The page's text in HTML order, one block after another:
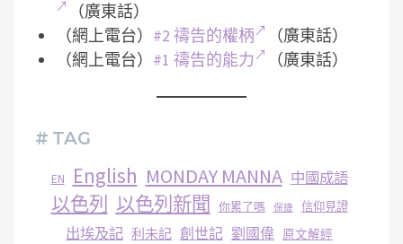
（廣東話）
（網上電台） #2 禱告的權柄
（廣東話）
（網上電台） #1 禱告的能力 （廣東話）
# TAG
EN English MONDAY MANNA 中國成語
以色列 以色列新聞 你累了嗎 保捷 信仰見證
出埃及記 利未記 創世記 劉國偉 原文解經